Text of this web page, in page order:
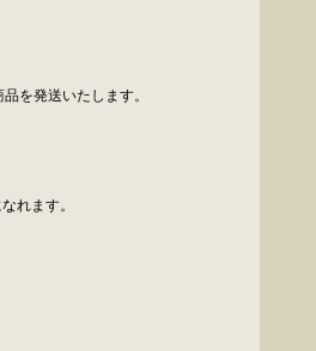
を発送いたします。
れます。